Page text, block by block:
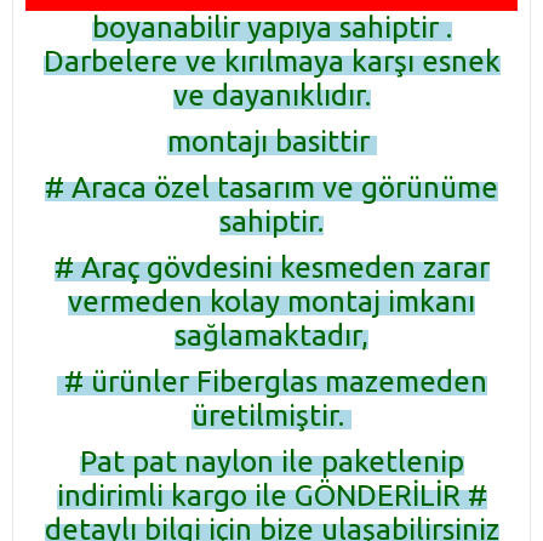
boyanabilir yapıya sahiptir .
Darbelere ve kırılmaya karşı esnek
ve dayanıklıdır.
montajı basittir
# Araca özel tasarım ve görünüme
sahiptir.
# Araç gövdesini kesmeden zarar
vermeden kolay montaj imkanı
sağlamaktadır,
# ürünler Fiberglas mazemeden
üretilmiştir.
Pat pat naylon ile paketlenip
indirimli kargo ile GÖNDERİLİR #
detaylı bilgi için bize ulaşabilirsiniz